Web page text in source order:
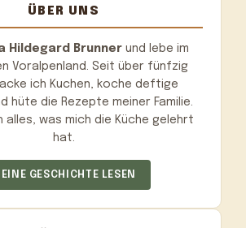
ÜBER UNS
Hildegard Brunner und lebe im
Voralpenland. Seit über fünfzig
ich Kuchen, koche deftige
hüte die Rezepte meiner Familie.
alles, was mich die Küche gelehrt
hat.
GESCHICHTE LESEN